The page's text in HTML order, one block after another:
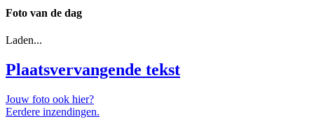
Foto van de dag
Laden...
Plaatsvervangende tekst
Jouw foto ook hier?
Eerdere inzendingen.